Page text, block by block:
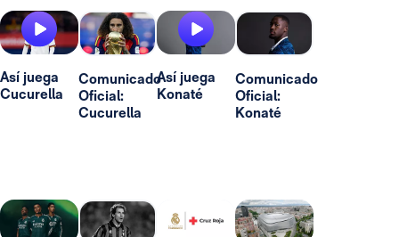
Así juega
Cucurella
Comunicado
Oficial:
Cucurella
Así juega
Konaté
Comunicado
Oficial:
Konaté